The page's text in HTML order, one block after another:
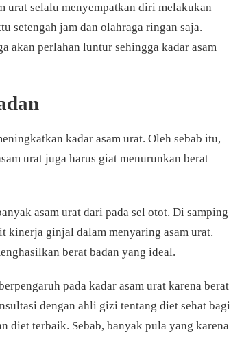
urat selalu menyempatkan diri melakukan
setengah jam dan olahraga ringan saja.
akan perlahan luntur sehingga kadar asam
kadar asam urat. Oleh sebab itu,
urat juga harus giat menurunkan berat
asam urat dari pada sel otot. Di samping
kinerja ginjal dalam menyaring asam urat.
berat badan yang ideal.
pada kadar asam urat karena berat
dengan ahli gizi tentang diet sehat bagi
diet terbaik. Sebab, banyak pula yang karena